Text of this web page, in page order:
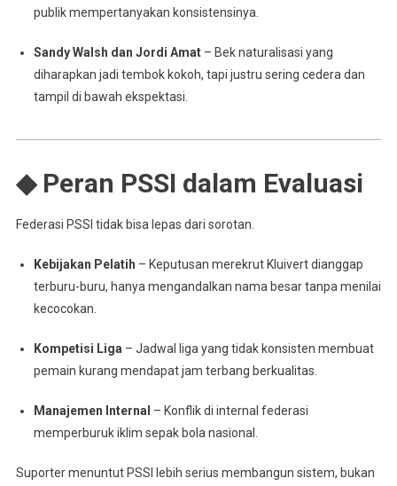
publik mempertanyakan konsistensinya.
Sandy Walsh dan Jordi Amat– Bek naturalisasi yang
diharapkan jadi tembok kokoh, tapi justru sering cedera dan
tampil di bawah ekspektasi.
◆ Peran PSSI dalam Evaluasi
Federasi PSSI tidak bisa lepas dari sorotan.
Kebijakan Pelatih – Keputusan merekrut Kluivert dianggap
terburu-buru, hanya mengandalkan nama besar tanpa menilai
kecocokan.
Kompetisi Liga– Jadwal liga yang tidak konsisten membuat
pemain kurang mendapat jam terbang berkualitas.
Manajemen Internal – Konflik di internal federasi
memperburuk iklim sepak bola nasional.
Suporter menuntut PSSI lebih serius membangun sistem, bukan